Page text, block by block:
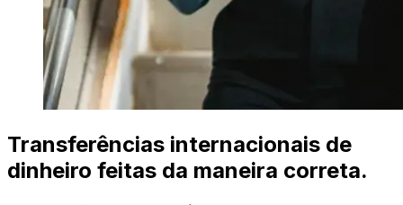
Transferências internacionais de
dinheiro feitas da maneira correta.